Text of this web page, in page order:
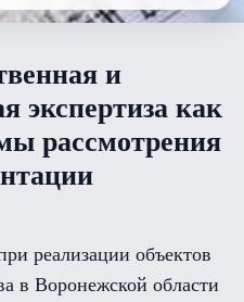
и
экспертиза как
рассмотрения
реализации объектов
в Воронежской области